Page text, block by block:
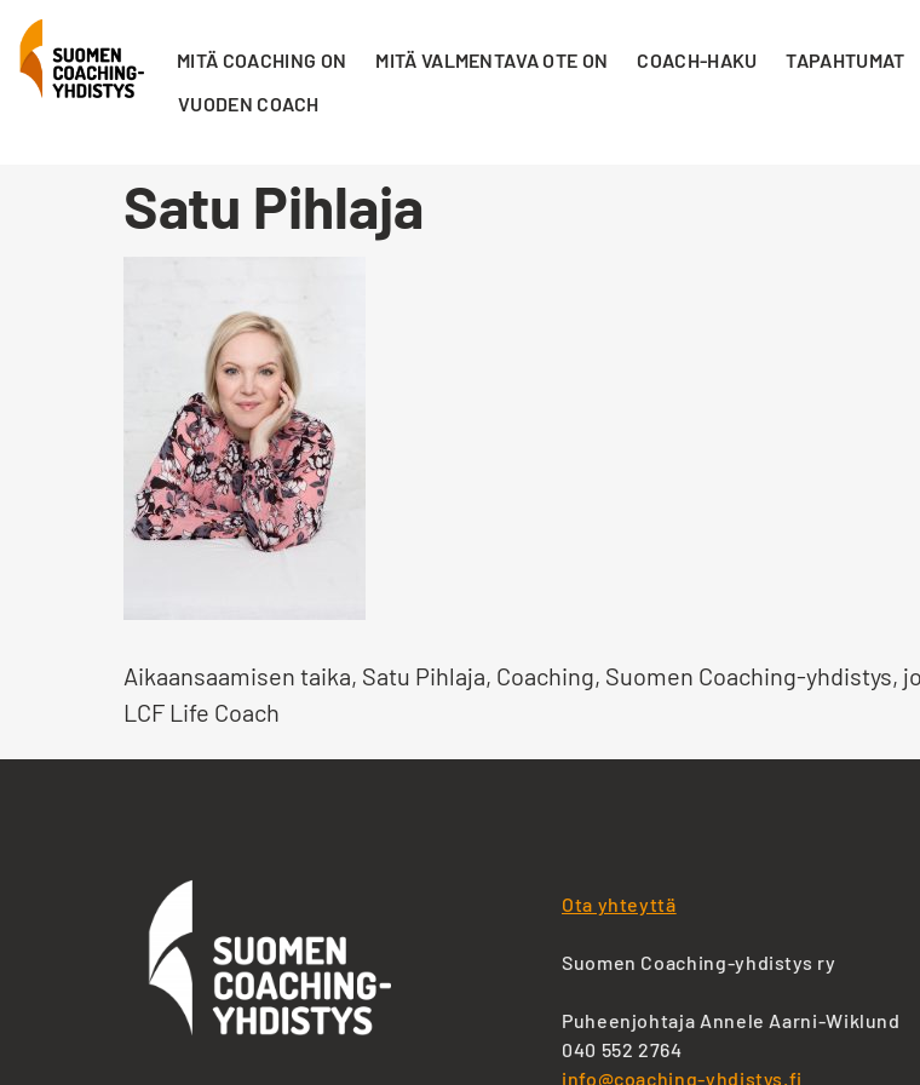
MITÄ COACHING ON MITÄ VALMENTAVA OTE ON COACH-HAKU TAPAHTUMAT
VUODEN COACH
Satu Pihlaja
Aikaansaamisen taika, Satu Pihlaja, Coaching, Suomen Coaching-
LCF Life Coach
Ota yhteyttä
Suomen Coaching-yhdistys ry
Puheenjohtaja Annele Aarni-Wiklund
040 552 2764
info@coaching-yhdistys.fi